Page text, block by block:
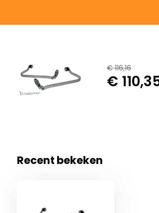
€ 116,16
€
Recent bekeken